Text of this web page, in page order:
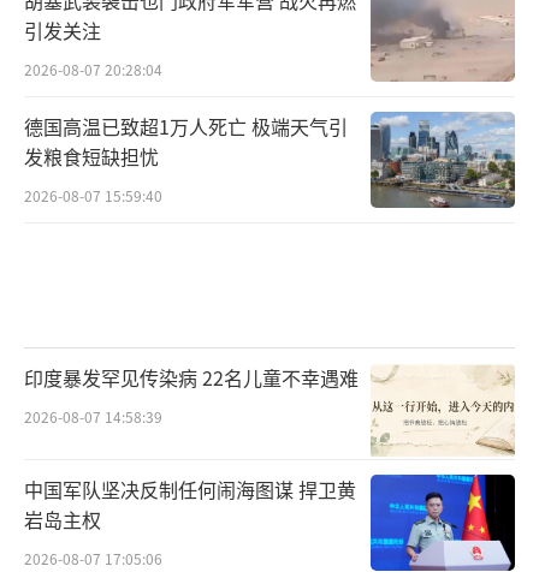
显而易见，击落地点位于美军自己的控制
区域，伊朗很难插手。伊朗方面在飞机被击落
后也没有第一时间发出信息确认战果，只是等
到视频满网络都是之后，才急忙找补了战果。
因此，从这些细节我们基本可以确认，此次F-1
5E被击落的战果应该是美军自己。
网上已经出现了至少3名被击落后跳伞的飞
行员照片
美军怎么又击落自己家的战斗机了？其实
引发关注
2026-08-07 20:28:04
德国高温已致超1万人死亡 极端天气引
发粮食短缺担忧
2026-08-07 15:59:40
印度暴发罕见传染病 22名儿童不幸遇难
2026-08-07 14:58:39
中国军队坚决反制任何闹海图谋 捍卫黄
岩岛主权
2026-08-07 17:05:06